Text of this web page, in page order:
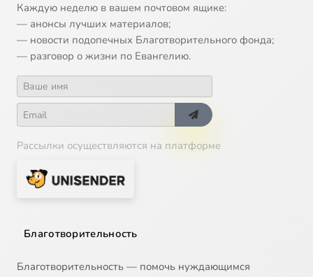
Каждую неделю в вашем почтовом ящике:
— анонсы лучших материалов;
— новости подопечных Благотворительного фонда;
— разговор о жизни по Евангелию.
Рассылки осуществляются на платформе
Благотворительность
Благотворительность — помочь нуждающимся